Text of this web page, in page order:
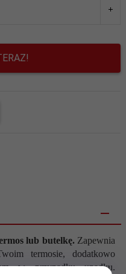
lub butelkę. Zapewnia
termosie, dodatkowo
w przypadku upadku.